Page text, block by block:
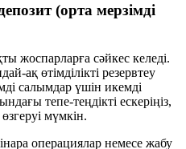
(орта мерзімді
жоспарларға сәйкес келеді.
ақ өтімділікті резервтеу
салымдар үшін икемді
тепе-теңдікті ескеріңіз,
мүмкін.
операциялар немесе жабу